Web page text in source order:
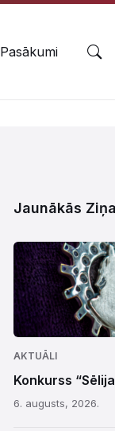
Pasākumi
Jaunākās
AKTUĀLI
Konkurss
6. augusts, 2026.